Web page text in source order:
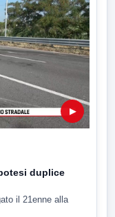
▶
duplice
il 21enne alla